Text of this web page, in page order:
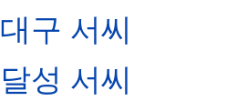
대구 서씨
달성 서씨